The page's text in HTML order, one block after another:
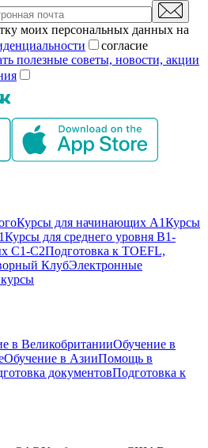
моих персональных данных на
согласие
полезные советы, новости, акции
Курсы для начинающих A1Курсы
Курсы для среднего уровня B1-
С1-С2Подготовка к TOEFL,
КлубЭлектронные
в ВеликобританииОбучение в
Обучение в АзииПомощь в
документовПодготовка к